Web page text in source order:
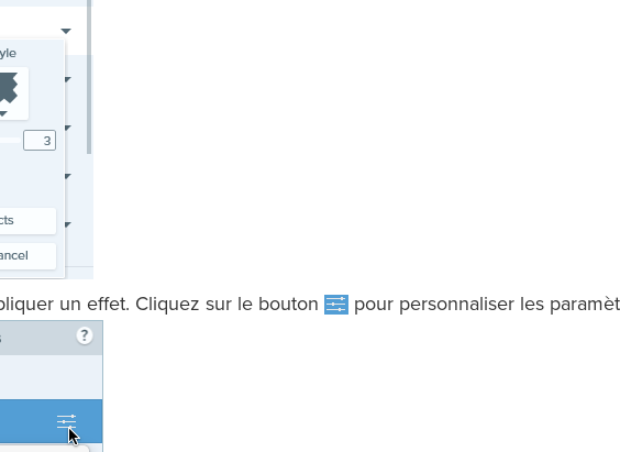
un effet. Cliquez sur le bouton pour personnaliser les